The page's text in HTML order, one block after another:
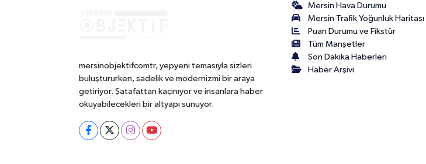
mersinobjektifcomtr, yepyeni temasıyla sizleri
buluştururken, sadelik ve modernizmi bir araya
getiriyor. Şatafattan kaçınıyor ve insanlara haber
okuyabilecekleri bir altyapı sunuyor.
Mersin Hava Durumu
Mersin Trafik Yoğunluk Haritası
Puan Durumu ve Fikstür
Tüm Manşetler
Son Dakika Haberleri
Haber Arşivi